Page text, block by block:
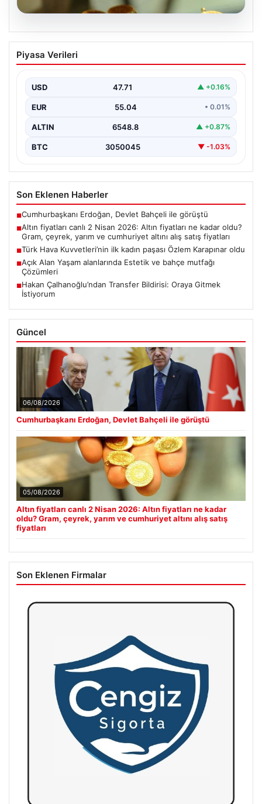
Altın fiyatları canlı 2 Nisan 2026: Altın
fiyatları ne kadar oldu? Gram, çeyrek,
fiyatları
Piyasa Verileri
USD 47.71 ▲ +0.16%
EUR 55.04 • 0.01%
ALTIN 6548.8 ▲ +0.87%
BTC 3050045 ▼ -1.03%
Son Eklenen Haberler
■Cumhurbaşkanı Erdoğan, Devlet Bahçeli ile görüştü
■Altın fiyatları canlı 2 Nisan 2026: Altın fiyatları ne kadar oldu?
Gram, çeyrek, yarım ve cumhuriyet altını alış satış fiyatları
■Türk Hava Kuvvetleri’nin ilk kadın paşası Özlem Karapınar oldu
■Açık Alan Yaşam alanlarında Estetik ve bahçe mutfağı
Çözümleri
■Hakan Çalhanoğlu’ndan Transfer Bildirisi: Oraya Gitmek
İstiyorum
Güncel
06/08/2026
Cumhurbaşkanı Erdoğan, Devlet Bahçeli ile görüştü
05/08/2026
Altın fiyatları canlı 2 Nisan 2026: Altın fiyatları ne kadar
oldu? Gram, çeyrek, yarım ve cumhuriyet altını alış satış
fiyatları
Son Eklenen Firmalar